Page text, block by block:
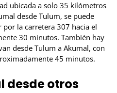
ubicada a solo 35 kilómetros
desde Tulum, se puede
la carretera 307 hacia el
30 minutos. También hay
desde Tulum a Akumal, con
45 minutos.
desde otros